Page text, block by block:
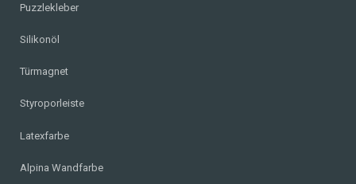
Puzzlekleber
Silikonöl
Türmagnet
Styroporleiste
Latexfarbe
Alpina Wandfarbe